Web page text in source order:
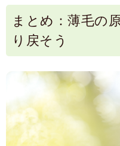
まとめ：薄毛の
り戻そう